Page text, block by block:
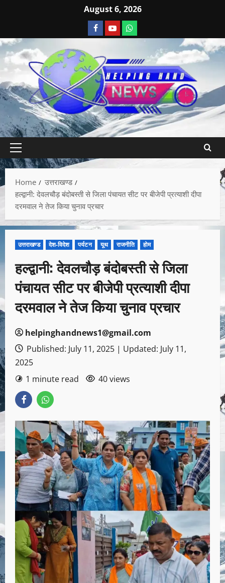
August 6, 2026
Home
उत्तराखण्ड
हल्द्वानी: देवलचौड़ बंदोबस्ती से जिला पंचायत सीट पर बीजेपी प्रत्याशी दीपा
दरमवाल ने तेज किया चुनाव प्रचार
उत्तराखण्ड देश-विदेश पर्यटन यूथ राजनीति होम
हल्द्वानी: देवलचौड़ बंदोबस्ती से जिला
पंचायत सीट पर बीजेपी प्रत्याशी दीपा
दरमवाल ने तेज किया चुनाव प्रचार
helpinghandnews1@gmail.com
Published: July 11, 2025 | Updated: July 11,
2025
1 minute read
40 views